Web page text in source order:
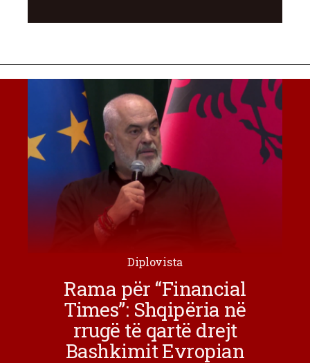
Diplovista
Rama për “Financial
Times”: Shqipëria në
rrugë të qartë drejt
Bashkimit Evropian